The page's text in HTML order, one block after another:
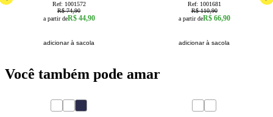
Ref: 1001572
R$ 74,90
a partir deR$ 44,90
adicionar à sacola
Ref: 1001681
R$ 110,90
a partir deR$ 66,90
adicionar à sacola
Você também pode amar